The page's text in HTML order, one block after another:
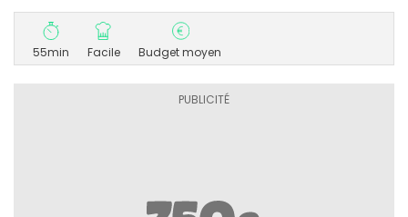
55min Facile Budget moyen